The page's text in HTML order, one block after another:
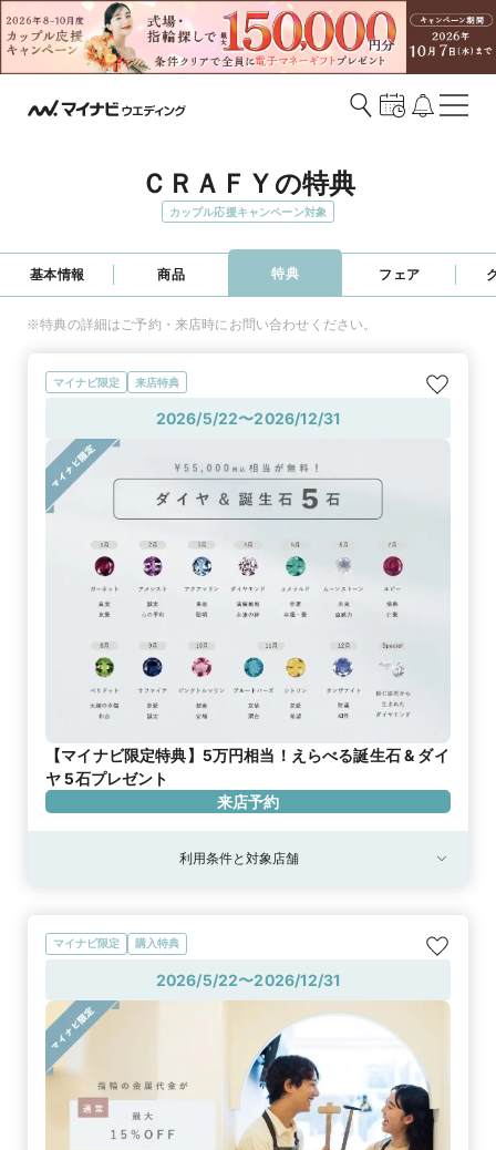
ＣＲＡＦＹの特典
カップル応援キャンペーン対象
基本情報 商品 特典 フェア
※特典の詳細はご予約・来店時にお問い合わせください。
マイナビ限定 来店特典
2026/5/22〜2026/12/31
【マイナビ限定特典】5万円相当！えらべる誕生石 & ダイ
ヤ 5石プレゼント
来店予約
利用条件と対象店舗
マイナビ限定 購入特典
2026/5/22〜2026/12/31